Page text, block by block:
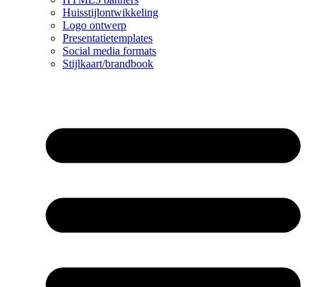
Huisstijlontwikkeling
Logo ontwerp
Presentatietemplates
Social media formats
Stijlkaart/brandbook